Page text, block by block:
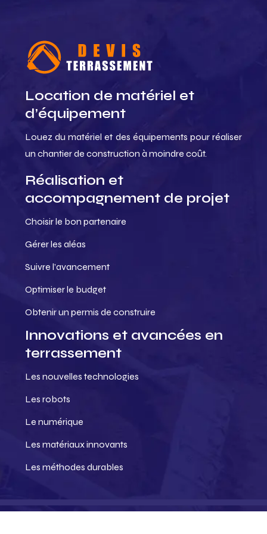
Location de matériel et
d’équipement
Louez du matériel et des équipements pour réaliser
un chantier de construction à moindre coût.
Réalisation et
accompagnement de projet
Choisir le bon partenaire
Gérer les aléas
Suivre l’avancement
Optimiser le budget
Obtenir un permis de construire
Innovations et avancées en
terrassement
Les nouvelles technologies
Les robots
Le numérique
Les matériaux innovants
Les méthodes durables